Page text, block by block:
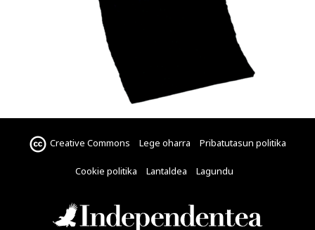
Creative Commons Lege oharra Pribatutasun politika
Cookie politika Lantaldea Lagundu